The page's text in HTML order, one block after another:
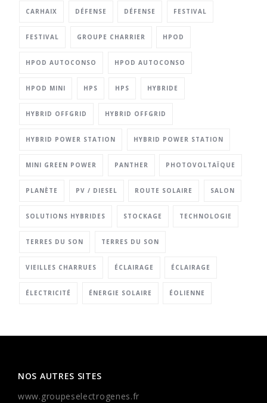
CARHAIX DÉFENSE DÉFENSE FESTIVAL
FESTIVAL GROUPE CHARRIER HPOD
HPOD AUTOCONSO HPOD AUTOCONSO
HPOD MINI HPS HPS HYBRIDE
HYBRID OFFGRID HYBRID OFFGRID
HYBRID POWER STATION HYBRID POWER STATION
MINI GREEN POWER PANTHER PHOTOVOLTAÏQUE
PLANÈTE PV / DIESEL ROUTE SOLAIRE SALON
SOLUTIONS HYBRIDES STOCKAGE TECHNOLOGIE
TERRES DU SON TERRES DU SON
VIEILLES CHARRUES ÉCLAIRAGE ÉCLAIRAGE
ÉLECTRICITÉ ÉNERGIE SOLAIRE ÉOLIENNE
NOS AUTRES SITES
www.groupeselectrogenes.fr